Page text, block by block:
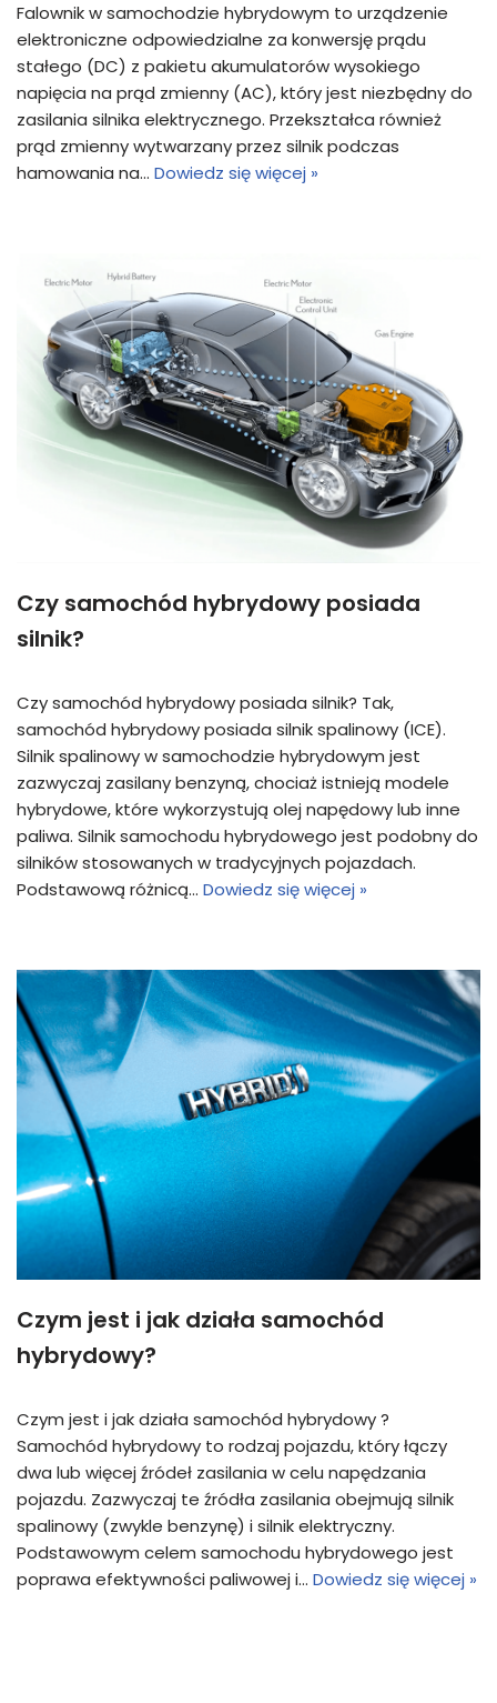
Falownik w samochodzie hybrydowym to urządzenie
elektroniczne odpowiedzialne za konwersję prądu
stałego (DC) z pakietu akumulatorów wysokiego
napięcia na prąd zmienny (AC), który jest niezbędny do
zasilania silnika elektrycznego. Przekształca również
prąd zmienny wytwarzany przez silnik podczas
hamowania na… Dowiedz się więcej »
Czy samochód hybrydowy posiada
silnik?
Czy samochód hybrydowy posiada silnik? Tak,
samochód hybrydowy posiada silnik spalinowy (ICE).
Silnik spalinowy w samochodzie hybrydowym jest
zazwyczaj zasilany benzyną, chociaż istnieją modele
hybrydowe, które wykorzystują olej napędowy lub inne
paliwa. Silnik samochodu hybrydowego jest podobny do
silników stosowanych w tradycyjnych pojazdach.
Podstawową różnicą… Dowiedz się więcej »
Czym jest i jak działa samochód
hybrydowy?
Czym jest i jak działa samochód hybrydowy ?
Samochód hybrydowy to rodzaj pojazdu, który łączy
dwa lub więcej źródeł zasilania w celu napędzania
pojazdu. Zazwyczaj te źródła zasilania obejmują silnik
spalinowy (zwykle benzynę) i silnik elektryczny.
Podstawowym celem samochodu hybrydowego jest
poprawa efektywności paliwowej i… Dowiedz się więcej »